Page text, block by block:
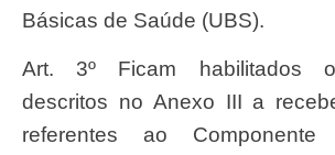
Básicas de Saúde (UBS).
Art. 3º Ficam habilitados os Municípios
descritos no Anexo III a
referentes ao